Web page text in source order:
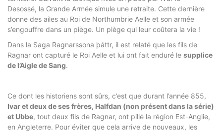
Desossé, la Grande Armée simule une retraite. Cette dernière
donne des ailes au Roi de Northumbrie Aelle et son armée
s’engouffre dans un piège. Un piège qui leur coûtera la vie !
Dans la Saga Ragnarssona þáttr, il est relaté que les fils de
Ragnar ont capturé le Roi Aelle et lui ont fait enduré le supplice
de l’Aigle de Sang.
Ce dont les historiens sont sûrs, c’est que durant l’année 855,
Ivar et deux de ses frères, Halfdan (non présent dans la série)
et Ubbe, tout deux fils de Ragnar, ont pillé la région Est-Anglie,
en Angleterre. Pour éviter que cela arrive de nouveaux, les